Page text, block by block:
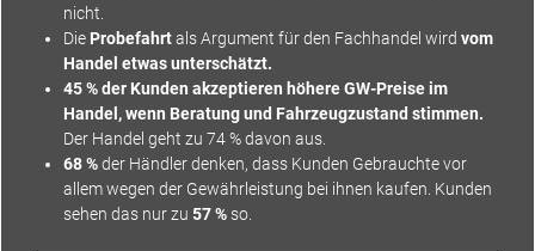
nicht.
Die Probefahrtals Argument für den Fachhandel wird vom
Handel etwas unterschätzt.
45 % der Kunden akzeptieren höhere GW-Preise im
Handel, wenn Beratung und Fahrzeugzustand stimmen.
Der Handel geht zu 74 % davon aus.
68 %der Händler denken, dass Kunden Gebrauchte vor
allem wegen der Gewährleistung bei ihnen kaufen. Kunden
sehen das nur zu 57 %so.